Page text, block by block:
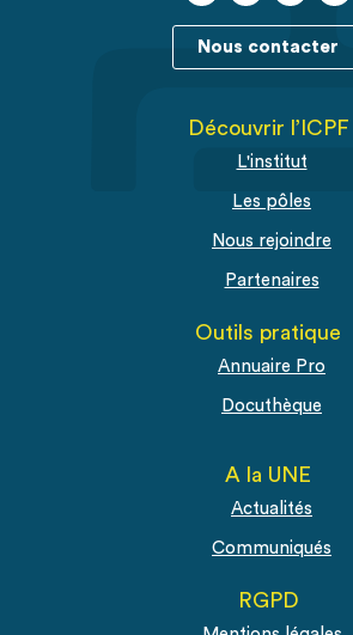
Nous contacter
Découvrir l’ICPF
L'institut
Les pôles
Nous rejoindre
Partenaires
Outils pratique
Annuaire Pro
Docuthèque
A la UNE
Actualités
Communiqués
RGPD